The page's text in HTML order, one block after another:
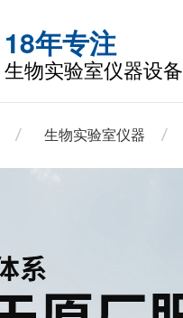
18年专注
生物实验室仪器设
生物实验室仪器